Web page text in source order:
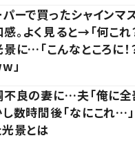
ーで買ったシャインマ
。よく見ると→「何これ
に…「こんなところに！
」
良の妻に…夫「俺に全
し数時間後「なにこれ…
景とは